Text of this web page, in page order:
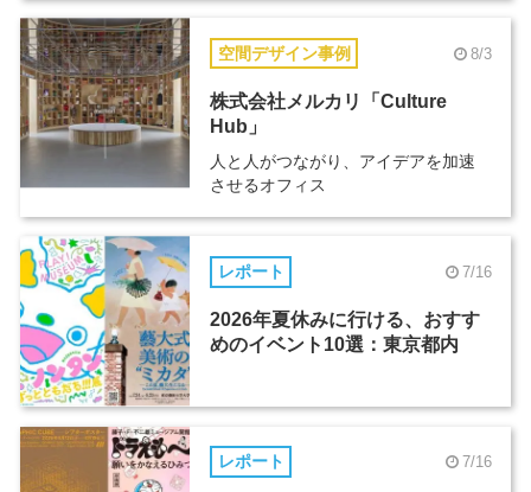
空間デザイン事例 8/3
株式会社メルカリ「Culture
Hub」
人と人がつながり、アイデアを加速
させるオフィス
レポート 7/16
2026年夏休みに行ける、おすす
めのイベント10選：東京都内
レポート 7/16